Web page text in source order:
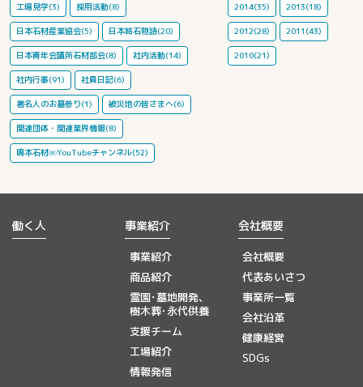
工場見学(3) 採用活動(8)
日本石材産業協会(5) 日本銘石物語(20)
日本青年会議所石材部会(8) 社内活動(14)
社内行事(91) 社員日記(6)
著名人のお墓参り(1) 被災地の皆さまへ(6)
関連団体・関連業界情報(8)
鳴本石材㈱YouTubeチャンネル(52)
2014(35) 2013(18)
2012(28) 2011(43)
2010(21)
働く人 事業紹介
事業紹介
商品紹介
霊園･墓地開発、
樹木葬･永代供養
支援チーム
工場紹介
情報発信
会社概要
会社概要
代表あいさつ
事業所一覧
会社沿革
健康経営
SDGs